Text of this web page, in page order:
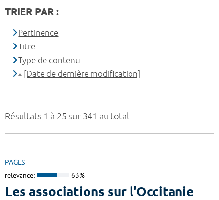
Résultats 1 à 25 sur 341 au total
PAGES
relevance: 63%
Les associations sur l'Occitanie
TRIER PAR :
Pertinence
Titre
Type de contenu
[Date de dernière modification]